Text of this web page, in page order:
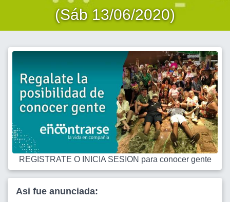
(Sáb 13/06/2020)
REGISTRATE O INICIA SESION para conocer gente
Asi fue anunciada: